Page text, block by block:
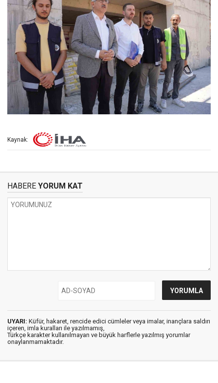
Kaynak:
HABERE YORUM KAT
UYARI: Küfür, hakaret, rencide edici cümleler veya imalar, inançlara saldırı
içeren, imla kuralları ile yazılmamış,
Türkçe karakter kullanılmayan ve büyük harflerle yazılmış yorumlar
onaylanmamaktadır.